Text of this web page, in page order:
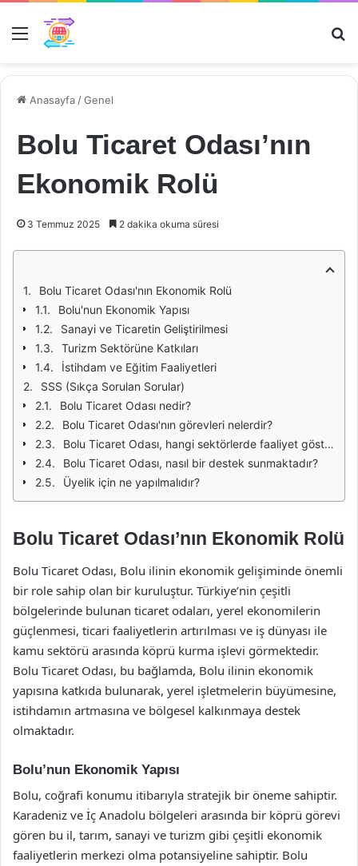
Menü
Anasayfa /Genel
Bolu Ticaret Odası’nın
Ekonomik Rolü
3 Temmuz 2025 2 dakika okuma süresi
Bolu Ticaret Odası'nın Ekonomik Rolü
Bolu'nun Ekonomik Yapısı
Sanayi ve Ticaretin Geliştirilmesi
Turizm Sektörüne Katkıları
İstihdam ve Eğitim Faaliyetleri
SSS (Sıkça Sorulan Sorular)
Bolu Ticaret Odası nedir?
Bolu Ticaret Odası'nın görevleri nelerdir?
Bolu Ticaret Odası, hangi sektörlerde faaliyet gösteriyor?
Bolu Ticaret Odası, nasıl bir destek sunmaktadır?
Üyelik için ne yapılmalıdır?
Bolu Ticaret Odası’nın Ekonomik Rolü
Bolu Ticaret Odası, Bolu ilinin ekonomik gelişiminde önemli
bir role sahip olan bir kuruluştur. Türkiye’nin çeşitli
bölgelerinde bulunan ticaret odaları, yerel ekonomilerin
güçlenmesi, ticari faaliyetlerin artırılması ve iş dünyası ile
kamu sektörü arasında köprü kurma işlevi görmektedir.
Bolu Ticaret Odası, bu bağlamda, Bolu ilinin ekonomik
yapısına katkıda bulunarak, yerel işletmelerin büyümesine,
istihdamın artmasına ve bölgesel kalkınmaya destek
olmaktadır.
Bolu’nun Ekonomik Yapısı
Bolu, coğrafi konumu itibarıyla stratejik bir öneme sahiptir.
Karadeniz ve İç Anadolu bölgeleri arasında bir köprü görevi
gören bu il, tarım, sanayi ve turizm gibi çeşitli ekonomik
faaliyetlerin merkezi olma potansiyeline sahiptir. Bolu